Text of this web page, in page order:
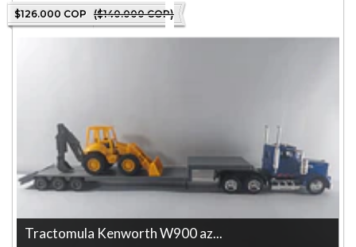
$126.000 COP ($140.000 COP)
Tractomula Kenworth W900 az...